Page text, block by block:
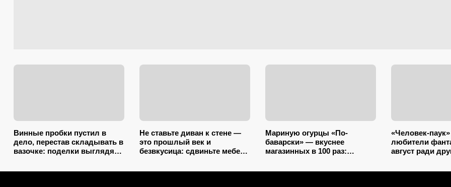
Винные пробки пустил в
дело, перестав складывать в
вазочке: поделки выглядят
Не ставьте диван к стене —
это прошлый век и
безвкусица: сдвиньте мебель
Мариную огурцы «По-
баварски» — вкуснее
магазинных в 100 раз:
«Человек-
любители
август ради